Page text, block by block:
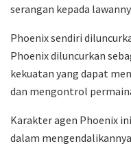
serangan kepada
Phoenix sendiri
Phoenix diluncurkan
kekuatan yang dapat
dan mengontrol
Karakter agen Phoenix
dalam